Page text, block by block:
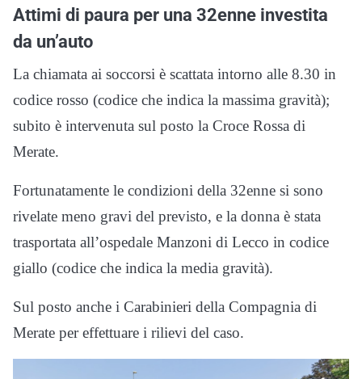
Attimi di paura per una 32enne investita
da un’auto
La chiamata ai soccorsi è scattata intorno alle 8.30 in
codice rosso (codice che indica la massima gravità);
subito è intervenuta sul posto la Croce Rossa di
Merate.
Fortunatamente le condizioni della 32enne si sono
rivelate meno gravi del previsto, e la donna è stata
trasportata all’ospedale Manzoni di Lecco in codice
giallo (codice che indica la media gravità).
Sul posto anche i Carabinieri della Compagnia di
Merate per effettuare i rilievi del caso.